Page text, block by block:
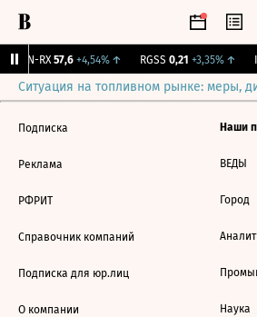
VEON-RX 57,6 +4,54%↑ RGSS 0,21 +3,35%↑
Ситуация на топливном рынке: меры,
Подписка
Реклама
РФРИТ
Справочник компаний
Подписка для юр.лиц
О компании
Наши
ВЕДЫ
Город
Наука